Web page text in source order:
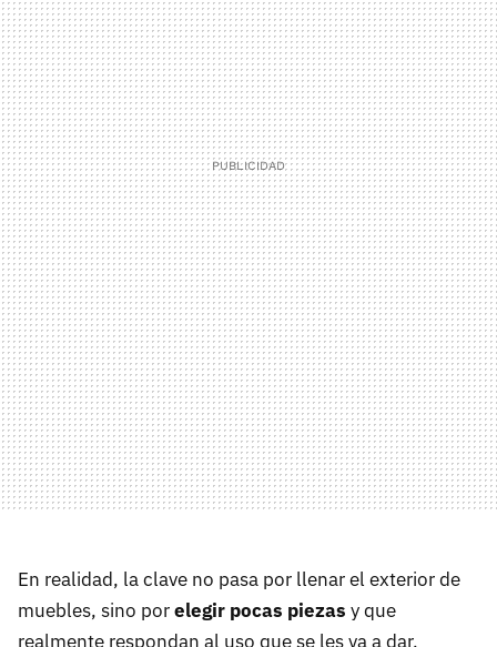
En realidad, la clave no pasa por llenar el exterior de
muebles, sino porelegir pocas piezas y que
realmente respondan al uso que se les va a dar.